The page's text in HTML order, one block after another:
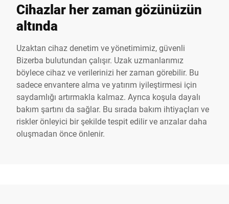
Cihazlar her zaman gözünüzün
altında
Uzaktan cihaz denetim ve yönetimimiz, güvenli
Bizerba bulutundan çalışır. Uzak uzmanlarımız
böylece cihaz ve verilerinizi her zaman görebilir. Bu
sadece envantere alma ve yatırım iyileştirmesi için
saydamlığı artırmakla kalmaz. Ayrıca koşula dayalı
bakım şartını da sağlar. Bu sırada bakım ihtiyaçları ve
riskler önleyici bir şekilde tespit edilir ve arızalar daha
oluşmadan önce önlenir.